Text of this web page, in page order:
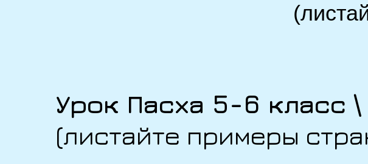
Урок Пасха 5-6 класс
(листайте примеры